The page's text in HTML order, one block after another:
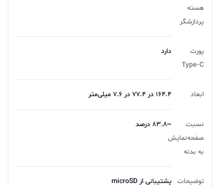
هسته
پردازشگر
پورت
Type-C
دارد
ابعاد 164.4 در 77.4 در 7.6 میلی‌متر
نسبت
صفحه‌نمایش
به بدنه
~83.8 درصد
توضیحات
پشتیبانی از microSD